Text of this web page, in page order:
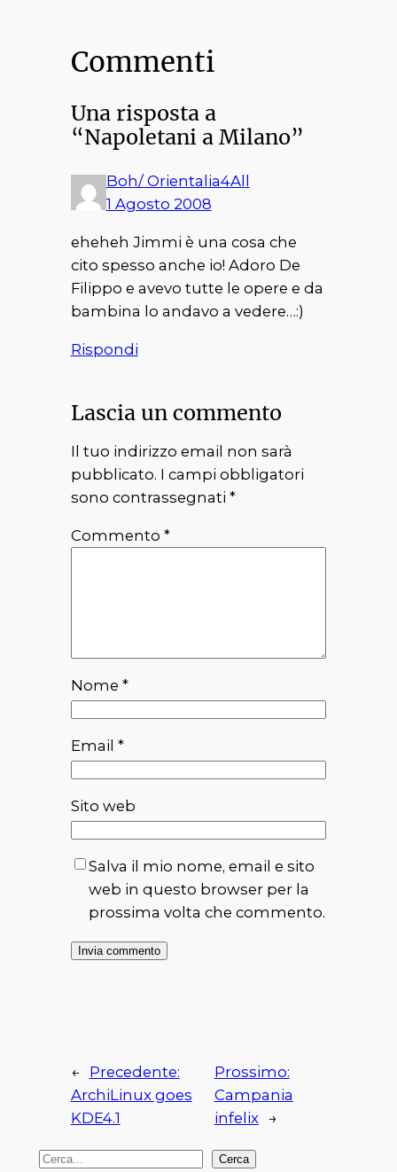
Commenti
Una risposta a
“Napoletani a Milano”
Boh/ Orientalia4All
1 Agosto 2008
eheheh Jimmi è una cosa che
cito spesso anche io! Adoro De
Filippo e avevo tutte le opere e da
bambina lo andavo a vedere…:)
Rispondi
Lascia un commento
Il tuo indirizzo email non sarà
pubblicato. I campi obbligatori
sono contrassegnati *
Commento *
Nome *
Email *
Sito web
Salva il mio nome, email e sito
web in questo browser per la
prossima volta che commento.
←
Precedente:
ArchiLinux goes
KDE4.1
Prossimo:
Campania
infelix
→
C Cerca